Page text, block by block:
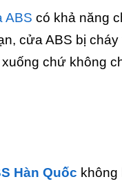
ABS có khả năng
cửa ABS bị
chứ không
Hàn Quốc không